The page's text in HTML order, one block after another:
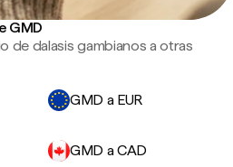
GMD
de dalasis gambianos a otras
GMD a EUR
GMD a CAD